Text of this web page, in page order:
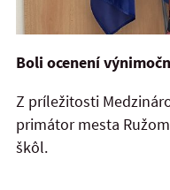
Boli ocenení
Z príležitosti
primátor mesta
škôl.